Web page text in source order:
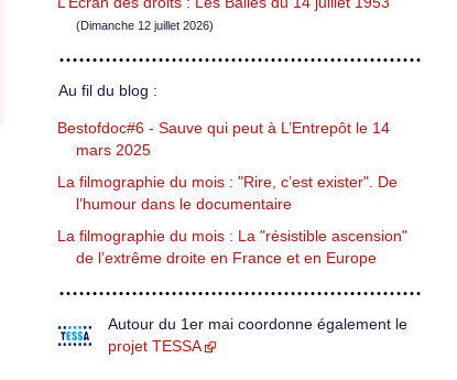
(Dimanche 12 juillet 2026)
Au fil du blog :
Bestofdoc#6 - Sauve qui peut à L’Entrepôt le 14
mars 2025
La filmographie du mois : "Rire, c’est exister". De
l’humour dans le documentaire
La filmographie du mois : La "résistible ascension"
de l’extrême droite en France et en Europe
Autour du 1er mai coordonne également le
projet TESSA